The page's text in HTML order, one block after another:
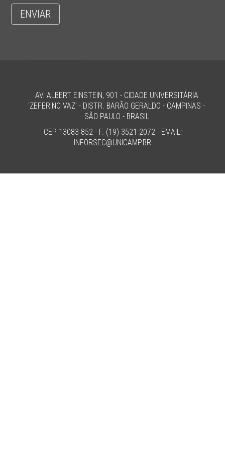
ENVIAR
AV. ALBERT EINSTEIN, 901 - CIDADE UNIVERSITÁRIA
'ZEFERINO VAZ' - DISTR. BARÃO GERALDO - CAMPINAS -
SÃO PAULO - BRASIL
CEP 13083-852 - F. (19) 3521-2072 - EMAIL:
INFORSEC@UNICAMP.BR